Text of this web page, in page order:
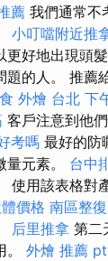
薦 我們通常不
小叮噹附近推
好地出現頭髮
的人。 推
外燴 台北 下
客戶注意到他
考嗎 最好的防
元素。 台中
使用該表格對
價格 南區整復
后里推拿 第二
。 外燴 推薦